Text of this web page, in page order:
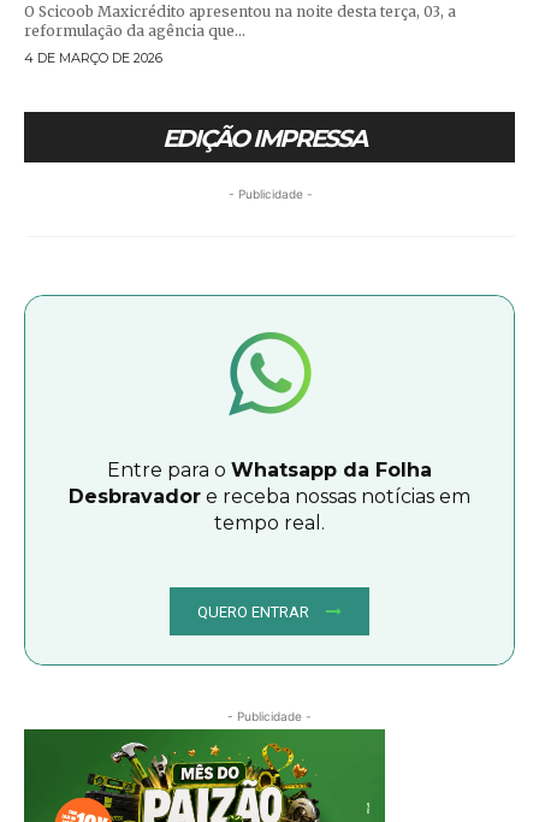
O Scicoob Maxicrédito apresentou na noite desta terça, 03, a
reformulação da agência que...
4 DE MARÇO DE 2026
EDIÇÃO IMPRESSA
- Publicidade -
Entre para o Whatsapp da Folha
Desbravador e receba nossas notícias em
tempo real.
QUERO ENTRAR
- Publicidade -